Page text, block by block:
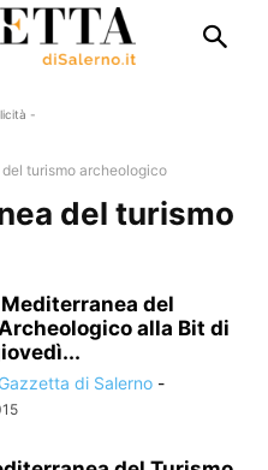
-
turismo archeologico
del turismo
Mediterranea del
alla Bit di
di Salerno -